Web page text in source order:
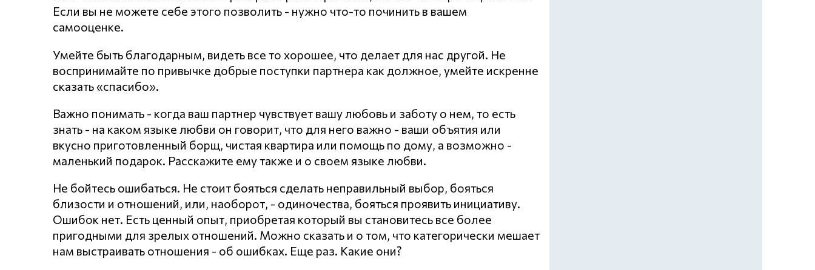
Если вы не можете себе этого позволить - нужно что-то починить в вашем
самооценке.
Умейте быть благодарным, видеть все то хорошее, что делает для нас другой. Не
воспринимайте по привычке добрые поступки партнера как должное, умейте искренне
сказать «спасибо».
Важно понимать - когда ваш партнер чувствует вашу любовь и заботу о нем, то есть
знать - на каком языке любви он говорит, что для него важно - ваши объятия или
вкусно приготовленный борщ, чистая квартира или помощь по дому, а возможно -
маленький подарок. Расскажите ему также и о своем языке любви.
Не бойтесь ошибаться. Не стоит бояться сделать неправильный выбор, бояться
близости и отношений, или, наоборот, - одиночества, бояться проявить инициативу.
Ошибок нет. Есть ценный опыт, приобретая который вы становитесь все более
пригодными для зрелых отношений. Можно сказать и о том, что категорически мешает
нам выстраивать отношения - об ошибках. Еще раз. Какие они?